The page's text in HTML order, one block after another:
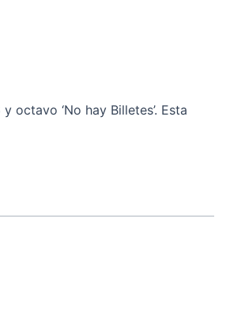
‘No hay Billetes’. Esta